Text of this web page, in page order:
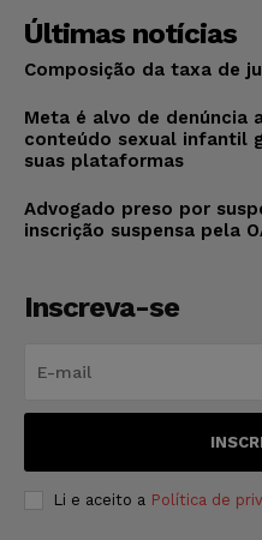
Últimas notícias
Composição da taxa de
Meta é alvo de denúncia
conteúdo sexual infantil
suas plataformas
Advogado preso por
inscrição suspensa pela
Inscreva-se
Li e aceito a Política de